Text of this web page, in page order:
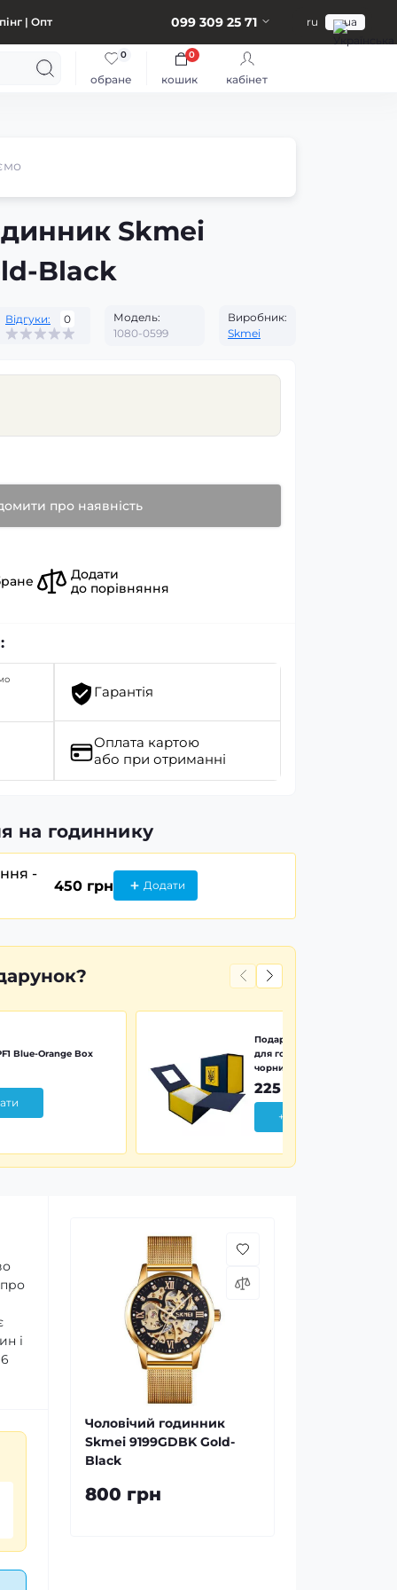
| Опт 099 309 25 71 ru ua
обране
0
кошик
0
кабінет
Skmei
Black
Відгуки: 0
Модель:
1080-0599
Виробник:
Skmei
про наявність
Додати
до порівняння
Гарантія
Оплата картою
або при отриманні
на годиннику
-
450 грн Додати
Blue-Orange Box
Подарункова картонна
для годинника синьо-жовта
чорним тризубом
225 грн
+ Додати
і
Чоловічий годинник
Skmei 9199GDBK Gold-
Black
800 грн